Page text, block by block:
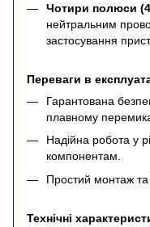
Чотири полюси
нейтральним
застосування
Переваги в
Гарантована
плавному
Надійна робота у
компонентам.
Простий монтаж та
Технічні